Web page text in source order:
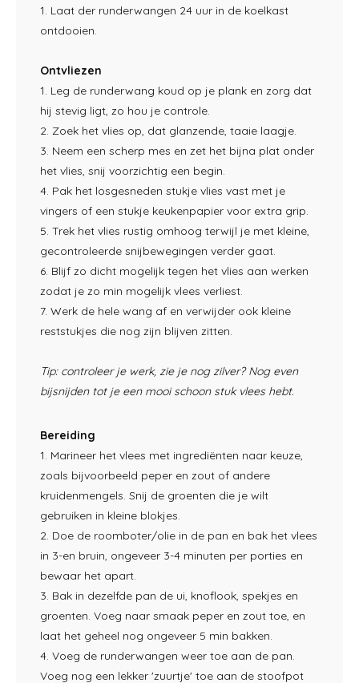
1. Laat der runderwangen 24 uur in de koelkast
ontdooien.
Ontvliezen
1. Leg de runderwang koud op je plank en zorg dat
hij stevig ligt, zo hou je controle.
2. Zoek het vlies op, dat glanzende, taaie laagje.
3. Neem een scherp mes en zet het bijna plat onder
het vlies, snij voorzichtig een begin.
4. Pak het losgesneden stukje vlies vast met je
vingers of een stukje keukenpapier voor extra grip.
5. Trek het vlies rustig omhoog terwijl je met kleine,
gecontroleerde snijbewegingen verder gaat.
6. Blijf zo dicht mogelijk tegen het vlies aan werken
zodat je zo min mogelijk vlees verliest.
7. Werk de hele wang af en verwijder ook kleine
reststukjes die nog zijn blijven zitten.
Tip: controleer je werk, zie je nog zilver? Nog even
bijsnijden tot je een mooi schoon stuk vlees hebt.
Bereiding
1. Marineer het vlees met ingrediënten naar keuze,
zoals bijvoorbeeld peper en zout of andere
kruidenmengels. Snij de groenten die je wilt
gebruiken in kleine blokjes.
2. Doe de roomboter/olie in de pan en bak het vlees
in 3-en bruin, ongeveer 3-4 minuten per porties en
bewaar het apart.
3. Bak in dezelfde pan de ui, knoflook, spekjes en
groenten. Voeg naar smaak peper en zout toe, en
laat het geheel nog ongeveer 5 min bakken.
4. Voeg de runderwangen weer toe aan de pan.
Voeg nog een lekker 'zuurtje' toe aan de stoofpot